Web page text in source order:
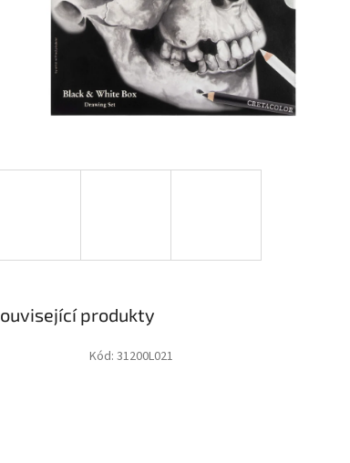
produkty
Kód: 31200L021